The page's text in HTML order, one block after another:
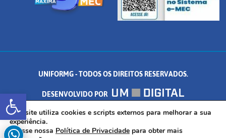
Abrir a barra de ferramentas
UNIFORMG - TODOS OS DIREITOS RESERVADOS.
DESENVOLVIDO POR
AV. DR. ARNALDO DE SENNA, 328 - PALMEIRAS, FORMIGA/MG - CEP:
35.574.530
Este site utiliza cookies e scripts externos para melhorar a sua
experiência.
Acesse nossa Política de Privacidade para obter mais